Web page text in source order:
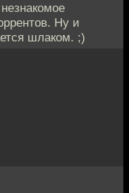
Ну и
шлаком. ;)